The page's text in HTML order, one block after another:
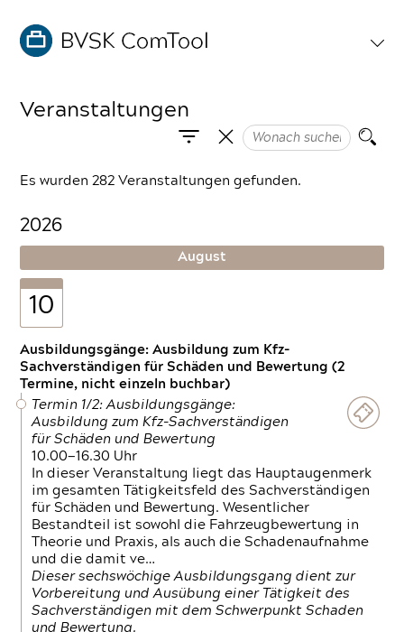
Veranstaltungen
Es wurden 282 Veranstaltungen gefunden.
2026
August
10
Ausbildungsgänge: Ausbildung zum Kfz-
Sachverständigen für Schäden und Bewertung (2
Termine, nicht einzeln buchbar)
Termin 1/2: Ausbildungsgänge:
Ausbildung zum Kfz-Sachverständigen
für Schäden und Bewertung
10.00—16.30 Uhr
In dieser Veranstaltung liegt das Hauptaugenmerk
im gesamten Tätigkeitsfeld des Sachverständigen
für Schäden und Bewertung. Wesentlicher
Bestandteil ist sowohl die Fahrzeugbewertung in
Theorie und Praxis, als auch die Schadenaufnahme
und die damit ve…
Dieser sechswöchige Ausbildungsgang dient zur
Vorbereitung und Ausübung einer Tätigkeit des
Sachverständigen mit dem Schwerpunkt Schaden
und Bewertung.